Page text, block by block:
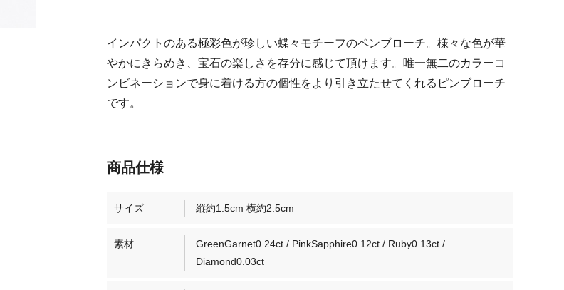
インパクトのある極彩色が珍しい蝶々モチーフのペンブローチ。様々な色が華
やかにきらめき、宝石の楽しさを存分に感じて頂けます。唯一無二のカラーコ
ンビネーションで身に着ける方の個性をより引き立たせてくれるピンブローチ
です。
サイズ 縦約1.5cm 横約2.5cm
素材
GreenGarnet0.24ct / PinkSapphire0.12ct / Ruby0.13ct /
Diamond0.03ct